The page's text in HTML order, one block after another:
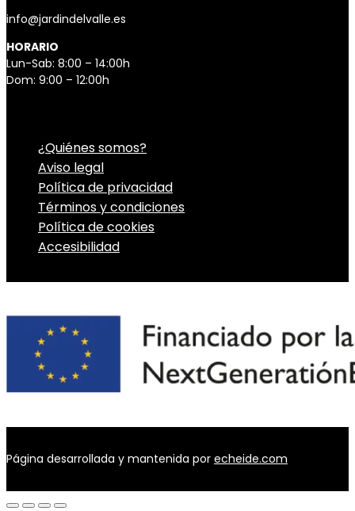
info@jardindelvalle.es
HORARIO
Lun-Sab: 8:00 – 14:00h
Dom: 9:00 – 12:00h
¿Quiénes somos?
Aviso legal
Política de privacidad
Términos y condiciones
Política de cookies
Accesibilidad
Página desarrollada y mantenida por echeide.com